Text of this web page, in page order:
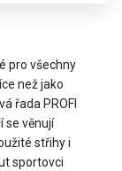
pro všechny
než jako
řada PROFI
se věnují
střihy i
sportovci